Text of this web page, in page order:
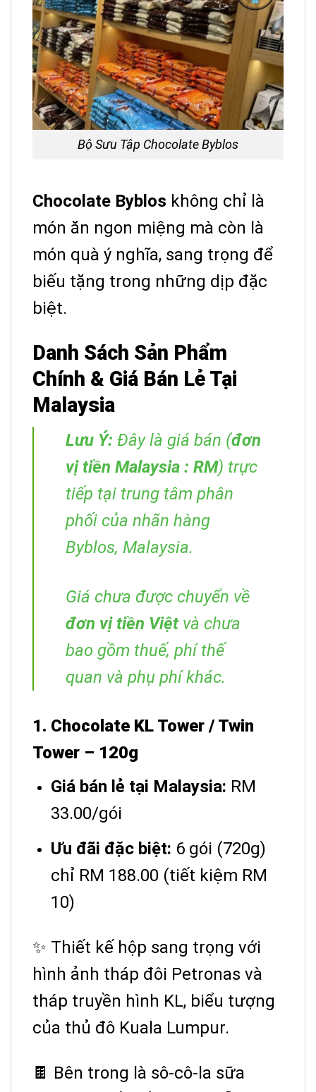
Bộ Sưu Tập Chocolate Byblos
Chocolate Byblos không chỉ là
món ăn ngon miệng mà còn là
món quà ý nghĩa, sang trọng để
biếu tặng trong những dịp đặc
biệt.
Danh Sách Sản Phẩm
Chính & Giá Bán Lẻ Tại
Malaysia
Lưu Ý: Đây là giá bán (đơn
vị tiền Malaysia : RM) trực
tiếp tại trung tâm phân
phối của nhãn hàng
Byblos, Malaysia.
Giá chưa được chuyển về
đơn vị tiền Việtvà chưa
bao gồm thuế, phí thế
quan và phụ phí khác.
1. Chocolate KL Tower / Twin
Tower – 120g
Giá bán lẻ tại Malaysia: RM
33.00/gói
Ưu đãi đặc biệt: 6 gói (720g)
chỉ RM 188.00 (tiết kiệm RM
10)
✨ Thiết kế hộp sang trọng với
hình ảnh tháp đôi Petronas và
tháp truyền hình KL, biểu tượng
của thủ đô Kuala Lumpur.
🍫 Bên trong là sô-cô-la sữa